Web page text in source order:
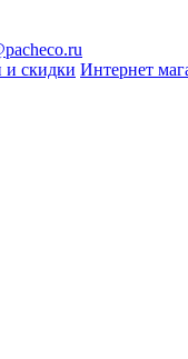
скидки Интернет